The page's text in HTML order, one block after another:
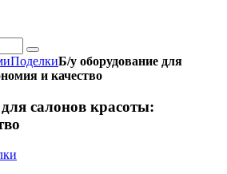
ПоделкиБ/у оборудование для
и качество
салонов красоты: